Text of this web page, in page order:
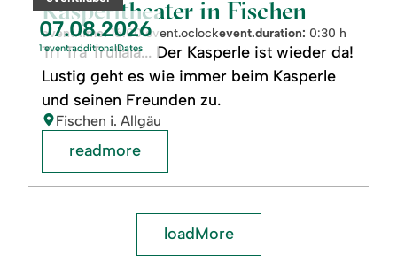
event.nextDate:
07.08.2026
1 event.additionalDates
Kasperltheater in Fischen
event.time:16:00 event.oclockevent.duration: 0:30 h
Tri Tra Trullala... Der Kasperle ist wieder da!
Lustig geht es wie immer beim Kasperle
und seinen Freunden zu.
location:
Fischen i. Allgäu
readmore
loadMore